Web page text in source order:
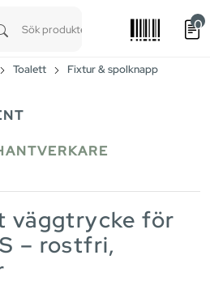
0
Toalett
Fixtur & spolknapp
väggtrycke för
– rostfri,